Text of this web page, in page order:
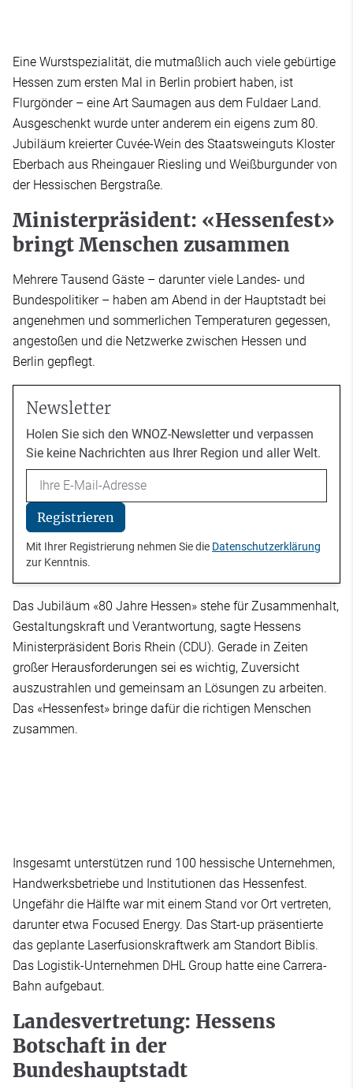
Eine Wurstspezialität, die mutmaßlich auch viele gebürtige
Hessen zum ersten Mal in Berlin probiert haben, ist
Flurgönder – eine Art Saumagen aus dem Fuldaer Land.
Ausgeschenkt wurde unter anderem ein eigens zum 80.
Jubiläum kreierter Cuvée-Wein des Staatsweinguts Kloster
Eberbach aus Rheingauer Riesling und Weißburgunder von
der Hessischen Bergstraße.
Ministerpräsident: «Hessenfest»
bringt Menschen zusammen
Mehrere Tausend Gäste – darunter viele Landes- und
Bundespolitiker – haben am Abend in der Hauptstadt bei
angenehmen und sommerlichen Temperaturen gegessen,
angestoßen und die Netzwerke zwischen Hessen und
Berlin gepflegt.
Newsletter
Holen Sie sich den WNOZ-Newsletter und verpassen
Sie keine Nachrichten aus Ihrer Region und aller Welt.
Email
Registrieren
Mit Ihrer Registrierung nehmen Sie die Datenschutzerklärung
zur Kenntnis.
Das Jubiläum «80 Jahre Hessen» stehe für Zusammenhalt,
Gestaltungskraft und Verantwortung, sagte Hessens
Ministerpräsident Boris Rhein (CDU). Gerade in Zeiten
großer Herausforderungen sei es wichtig, Zuversicht
auszustrahlen und gemeinsam an Lösungen zu arbeiten.
Das «Hessenfest» bringe dafür die richtigen Menschen
zusammen.
Insgesamt unterstützen rund 100 hessische Unternehmen,
Handwerksbetriebe und Institutionen das Hessenfest.
Ungefähr die Hälfte war mit einem Stand vor Ort vertreten,
darunter etwa Focused Energy. Das Start-up präsentierte
das geplante Laserfusionskraftwerk am Standort Biblis.
Das Logistik-Unternehmen DHL Group hatte eine Carrera-
Bahn aufgebaut.
Landesvertretung: Hessens
Botschaft in der
Bundeshauptstadt